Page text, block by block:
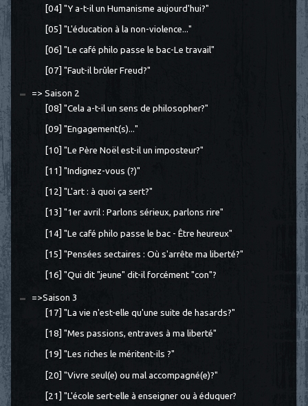
[04] "Y a-t-il un Humanisme aujourd'hui?"
[05] "L'éducation à la non-violence..."
[06] "Le café philo passe le bac-Le travail"
[07] "Faut-il brûler Freud?"
=> Saison 2
[08] "Cela a-t-il un sens de philosopher?"
[09] "Engagement(s)..."
[10] "Le Père Noël est-il un imposteur?"
[11] "Indignez-vous (?)"
[12] "L'art : à quoi ça sert?"
[13] "1er avril : Parlons sérieux, parlons rire"
[14] "Le café philo passe le bac - Être heureux"
[15] "Pensées sectaires : Où s'arrête ma liberté?"
[16] "Qui dit "jeune" dit-il forcément "con"?
=>Saison 3
[17] "La vie n'est-elle qu'une suite de hasards?"
[18] "Mes passions, entraves à ma liberté"
[19] "Les riches le méritent-ils ?"
[20] "Vivre seul(e) ou mal accompagné(e)?"
[21] "L'école sert-elle à enseigner ou à éduquer?